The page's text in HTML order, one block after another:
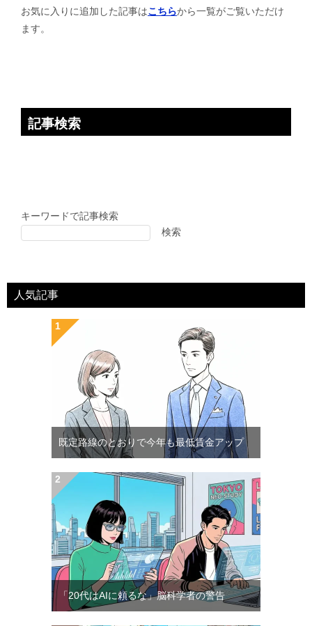
お気に入りに追加した記事はこちらから一覧がご覧いただけ
ます。
記事検索
キーワードで記事検索
検索
人気記事
既定路線のとおりで今年も最低賃金アップ
「20代はAIに頼るな」脳科学者の警告